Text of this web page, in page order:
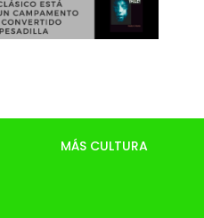
MÁS CULTURA